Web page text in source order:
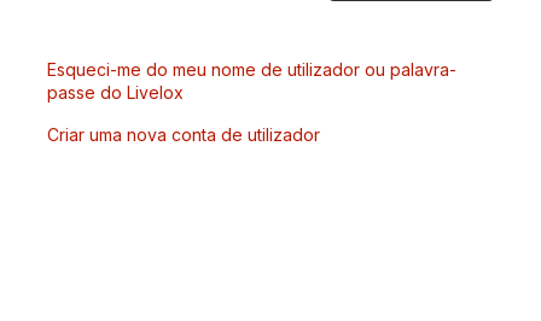
Esqueci-me do meu nome de utilizador ou palavra-
passe do Livelox
Criar uma nova conta de utilizador